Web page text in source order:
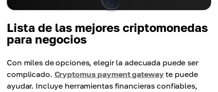
Lista de las mejores criptomonedas
para negocios
Con miles de opciones, elegir la adecuada puede ser
complicado. Cryptomus payment gatewayte puede
ayudar. Incluye herramientas financieras confiables,